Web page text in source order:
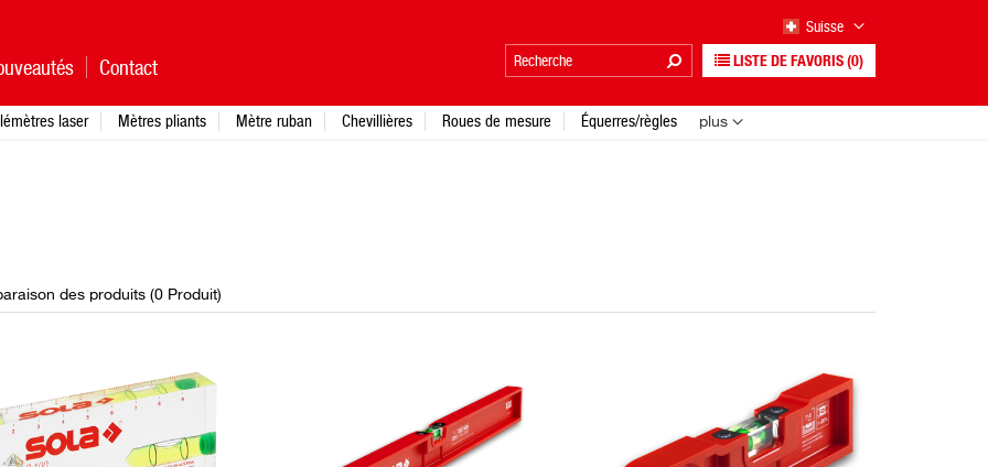
des produits (0 Produit)
Contact
Suisse
LISTE DE FAVORIS (0)
laser Mètres pliants Mètre ruban Chevillières Roues de mesure Équerres/règles plus